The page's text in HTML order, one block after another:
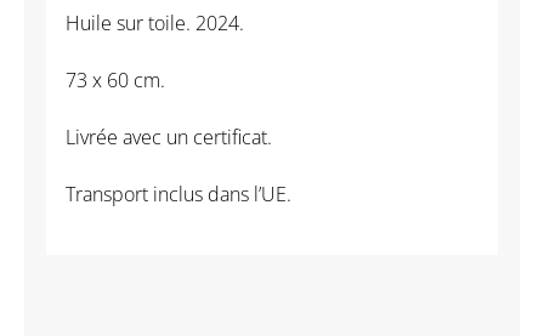
Huile sur toile. 2024.
73 x 60 cm.
Livrée avec un certificat.
Transport inclus dans l’UE.